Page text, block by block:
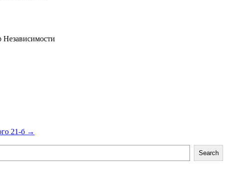
Независимости
21-б →
Search